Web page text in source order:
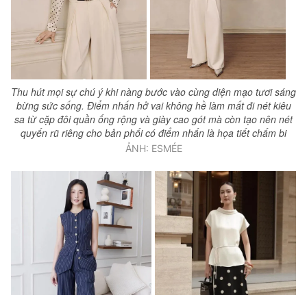
Thu hút mọi sự chú ý khi nàng bước vào cùng diện mạo tươi sáng
bừng sức sống. Điểm nhấn hở vai không hề làm mất đi nét kiêu
sa từ cặp đôi quần ống rộng và giày cao gót mà còn tạo nên nét
quyến rũ riêng cho bản phối có điểm nhấn là họa tiết chấm bi
ẢNH: ESMÉE